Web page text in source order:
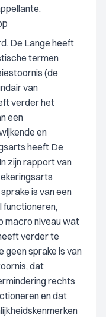
De Lange heeft
termen
(de
van
verder het
een
en
heeft De
zijn rapport van
is van een
functioneren,
macro niveau wat
verder te
geen sprake is van
dat
rechts
en dat